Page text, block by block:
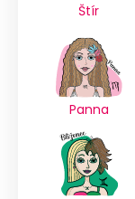
Štír
Panna